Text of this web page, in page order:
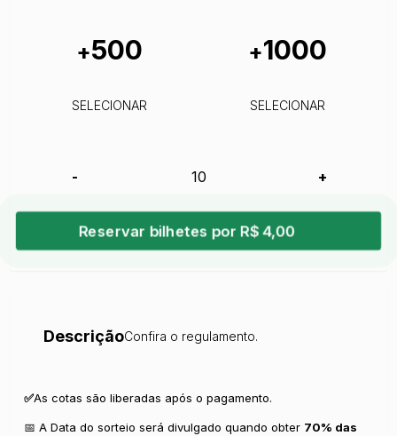
+500
SELECIONAR
+1000
SELECIONAR
- +
Reservar bilhetes por R$ 4,00
DescriçãoConfira o regulamento.
✅As cotas são liberadas após o pagamento.
📅 A Data do sorteio será divulgado quando obter 70% das